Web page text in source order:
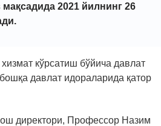
2021 йилнинг 26
кўрсатиш бўйича давлат
давлат идораларида қатор
директори, Профессор Назим